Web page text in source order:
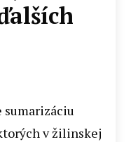
sumarizáciu
v žilinskej